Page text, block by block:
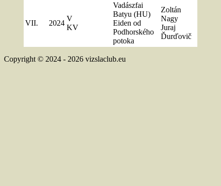
VII. 2024
V
KV
Vadászfai
Batyu (HU)
Eiden od
Podhorského
potoka
Zoltán
Nagy
Juraj
Ďurďovič
Copyright © 2024 - 2026 vizslaclub.eu